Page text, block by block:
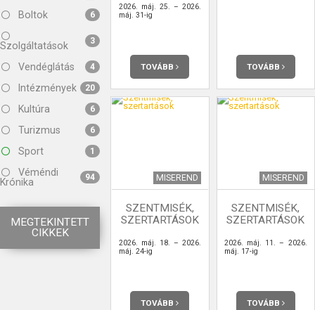
Boltok 6
Szolgáltatások 3
Vendéglátás 4
Intézmények 20
Kultúra 6
Turizmus 6
Sport 1
Véméndi
Krónika
94
MEGTEKINTETT
CIKKEK
2026. máj. 25. – 2026.
máj. 31-ig
TOVÁBB TOVÁBB
MISEREND
SZENTMISÉK,
SZERTARTÁSOK
2026. máj. 18. – 2026.
máj. 24-ig
TOVÁBB
MISEREND
SZENTMISÉK,
SZERTARTÁSOK
2026. máj. 11. – 2026.
máj. 17-ig
TOVÁBB